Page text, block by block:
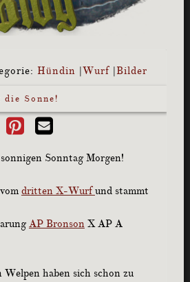
Hündin Wurf| Bilder
Sonne!
Sonntag Morgen!
dritten X-Wurfund stammt
AP BronsonX AP A
Welpen haben sich schon zu